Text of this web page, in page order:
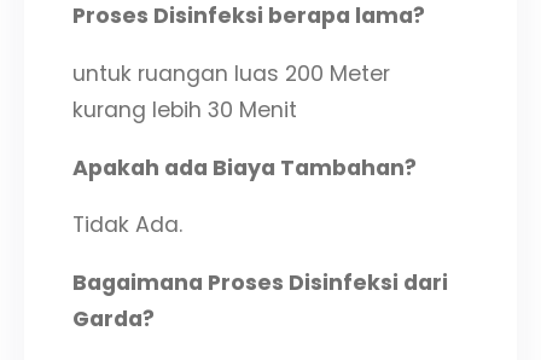
Proses Disinfeksi berapa lama?
untuk ruangan luas 200 Meter
kurang lebih 30 Menit
Apakah ada Biaya Tambahan?
Tidak Ada.
Bagaimana Proses Disinfeksi dari
Garda?